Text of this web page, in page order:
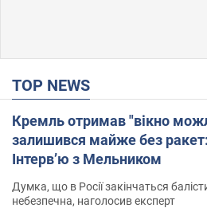
TOP NEWS
Кремль отримав "вікно
залишився майже без ракет:
Інтерв’ю з Мельником
Думка, що в Росії закінчаться
небезпечна, наголосив експерт